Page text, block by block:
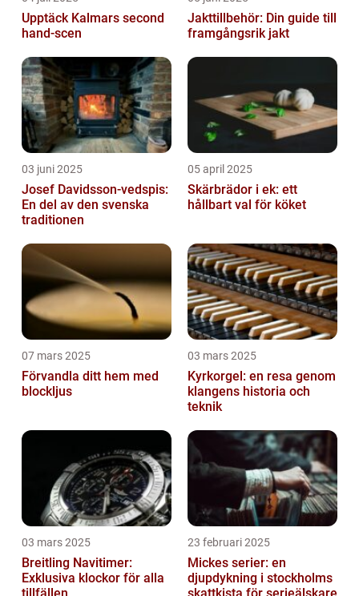
Upptäck Kalmars second
hand-scen
Jakttillbehör: Din guide till
framgångsrik jakt
03 juni 2025
Josef Davidsson-vedspis:
En del av den svenska
traditionen
05 april 2025
Skärbrädor i ek: ett
hållbart val för köket
07 mars 2025
Förvandla ditt hem med
blockljus
03 mars 2025
Kyrkorgel: en resa genom
klangens historia och
teknik
03 mars 2025
Breitling Navitimer:
Exklusiva klockor för alla
23 februari 2025
Mickes serier: en
djupdykning i stockholms